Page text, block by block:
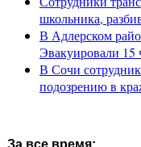
школьника,
В Адлерском
Эвакуировали 15
В Сочи
подозрению в
За все время: